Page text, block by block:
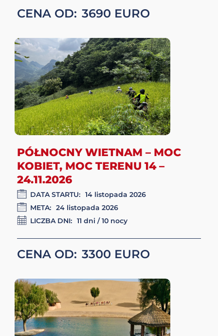
OMAN: W SERCU PUSTKI 11
-18.11.2026
DATA STARTU:
META: 18 listopada 2026
LICZBA DNI:
CENA OD: 3690